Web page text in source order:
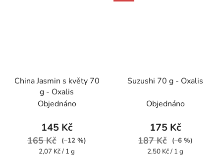
China Jasmin s květy 70
g - Oxalis
Objednáno
145 Kč
165 Kč
(–12 %)
Měrná
2,07 Kč / 1 g
Suzushi 70 g - Oxalis
Objednáno
175 Kč
187 Kč
(–6 %)
Měrná
2,50 Kč / 1 g